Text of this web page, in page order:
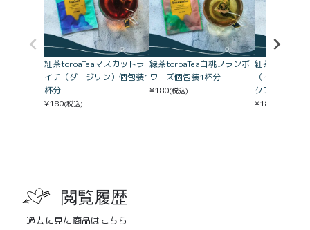
紅茶toroaTeaマスカットラ
イチ（ダージリン）個包装1
杯分
¥180(税込)
緑茶toroaTea白桃フランボ
ワーズ個包装1杯分
¥180(税込)
紅茶toroaTea
（イングリッ
クファースト
¥180
閲覧履歴
過去に見た商品はこちら